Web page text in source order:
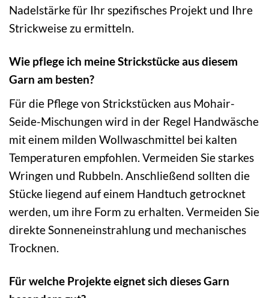
Nadelstärke für Ihr spezifisches Projekt und Ihre
Strickweise zu ermitteln.
Wie pflege ich meine Strickstücke aus diesem
Garn am besten?
Für die Pflege von Strickstücken aus Mohair-
Seide-Mischungen wird in der Regel Handwäsche
mit einem milden Wollwaschmittel bei kalten
Temperaturen empfohlen. Vermeiden Sie starkes
Wringen und Rubbeln. Anschließend sollten die
Stücke liegend auf einem Handtuch getrocknet
werden, um ihre Form zu erhalten. Vermeiden Sie
direkte Sonneneinstrahlung und mechanisches
Trocknen.
Für welche Projekte eignet sich dieses Garn